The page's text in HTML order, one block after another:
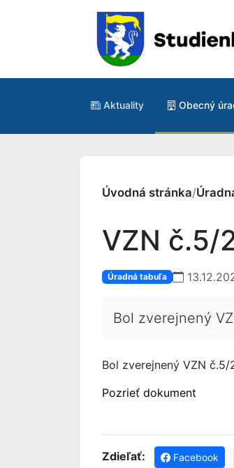
Aktuality Obecný
Úvodná stránka/
VZN č.5/
Úradná tabuľa
Bol zverejnený
Bol zverejnený VZN
Pozrieť dokument
Zdieľať: Facebook